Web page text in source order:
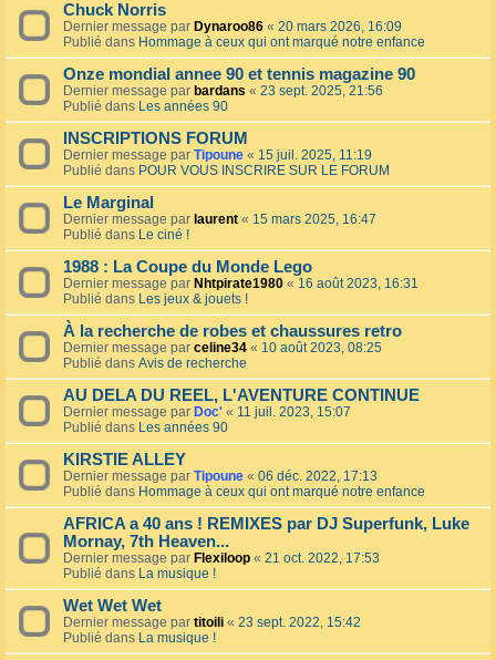
Chuck Norris
Dernier message par Dynaroo86 « 20 mars 2026, 16:09
Publié dans Hommage à ceux qui ont marqué notre enfance
Onze mondial annee 90 et tennis magazine 90
Dernier message par bardans « 23 sept. 2025, 21:56
Publié dans Les années 90
INSCRIPTIONS FORUM
Dernier message par Tipoune « 15 juil. 2025, 11:19
Publié dans POUR VOUS INSCRIRE SUR LE FORUM
Le Marginal
Dernier message par laurent « 15 mars 2025, 16:47
Publié dans Le ciné !
1988 : La Coupe du Monde Lego
Dernier message par Nhtpirate1980 « 16 août 2023, 16:31
Publié dans Les jeux & jouets !
À la recherche de robes et chaussures retro
Dernier message par celine34 « 10 août 2023, 08:25
Publié dans Avis de recherche
AU DELA DU REEL, L'AVENTURE CONTINUE
Dernier message par Doc' « 11 juil. 2023, 15:07
Publié dans Les années 90
KIRSTIE ALLEY
Dernier message par Tipoune « 06 déc. 2022, 17:13
Publié dans Hommage à ceux qui ont marqué notre enfance
AFRICA a 40 ans ! REMIXES par DJ Superfunk, Luke
Mornay, 7th Heaven...
Dernier message par Flexiloop « 21 oct. 2022, 17:53
Publié dans La musique !
Wet Wet Wet
Dernier message par titoili « 23 sept. 2022, 15:42
Publié dans La musique !